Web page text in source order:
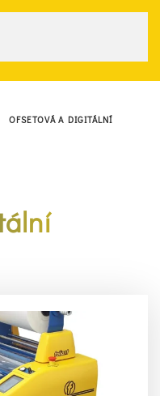
OFSETOVÁ A DIGITÁLNÍ